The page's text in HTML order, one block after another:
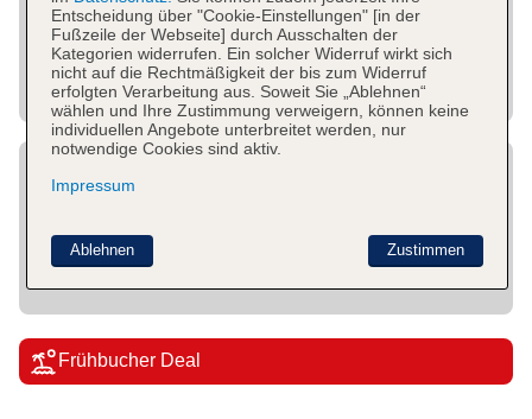
Frühbucher Deal
Entscheidung über "Cookie-Einstellungen" [in der
Fußzeile der Webseite] durch Ausschalten der
Kategorien widerrufen. Ein solcher Widerruf wirkt sich
nicht auf die Rechtmäßigkeit der bis zum Widerruf
erfolgten Verarbeitung aus. Soweit Sie „Ablehnen“
wählen und Ihre Zustimmung verweigern, können keine
individuellen Angebote unterbreitet werden, nur
notwendige Cookies sind aktiv.
Impressum
Zustimmen
Ablehnen